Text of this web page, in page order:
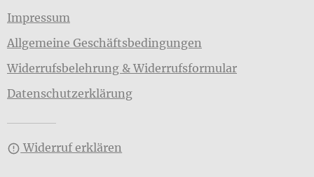
Impressum
Allgemeine Geschäftsbedingungen
Widerrufsbelehrung & Widerrufsformular
Datenschutzerklärung
Widerruf erklären